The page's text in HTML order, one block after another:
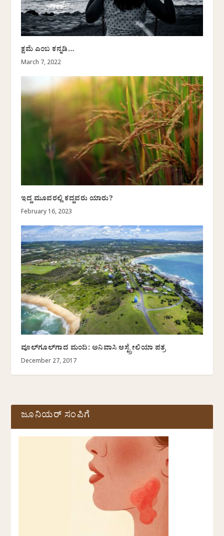
ಕ್ಷಮೆ ಎಂಬ ಕನ್ನಡಿ…
March 7, 2022
ಇದ್ದ ಮೂವರಲ್ಲಿ ಕದ್ದವರು ಯಾರು?
February 16, 2023
ವೂಲ್‌ಗೂಲ್‌ಗಾದ ಮಂದಿ: ಅನಿವಾಸಿ ಆಸ್ಟ್ರೇಲಿಯಾ ಪತ್ರ
December 27, 2017
ಜೂನಿಯರ್ ಸಂಪಿಗೆ